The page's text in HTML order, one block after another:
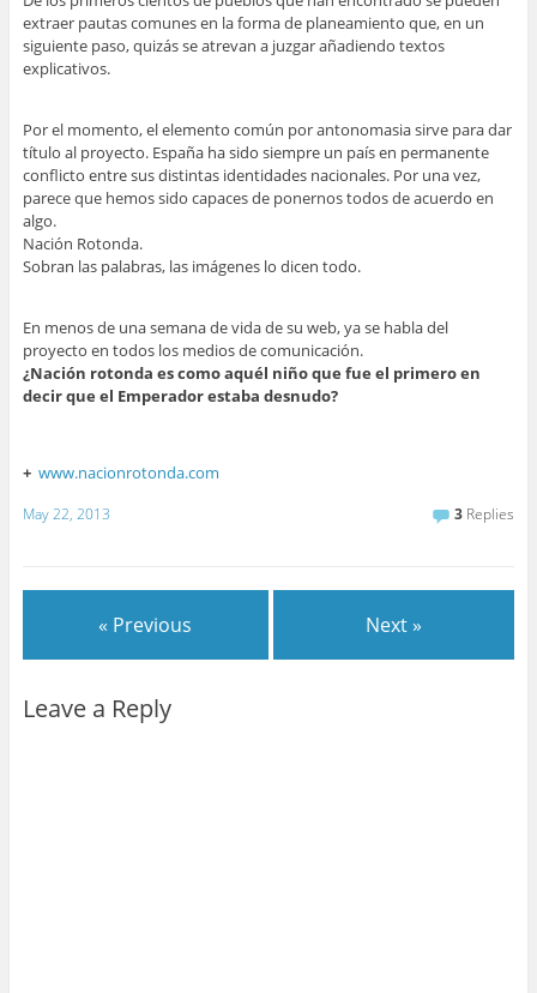
extraer pautas comunes en la forma de planeamiento que, en un
siguiente paso, quizás se atrevan a juzgar añadiendo textos
explicativos.
Por el momento, el elemento común por antonomasia sirve para dar
título al proyecto. España ha sido siempre un país en permanente
conflicto entre sus distintas identidades nacionales. Por una vez,
parece que hemos sido capaces de ponernos todos de acuerdo en
algo.
Nación Rotonda.
Sobran las palabras, las imágenes lo dicen todo.
En menos de una semana de vida de su web, ya se habla del
proyecto en todos los medios de comunicación.
¿Nación rotonda es como aquél niño que fue el primero en
decir que el Emperador estaba desnudo?
+ www.nacionrotonda.com
May 22, 2013 3 Replies
« Previous Next »
Leave a Reply